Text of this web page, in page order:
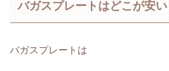
バガスプレートはどこが安い
バガスプレートは